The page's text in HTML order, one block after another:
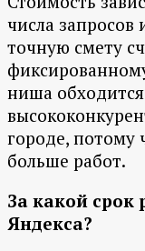
числа запросов
точную смету
ниша
городе, потому
больше работ.
За какой срок
Яндекса?